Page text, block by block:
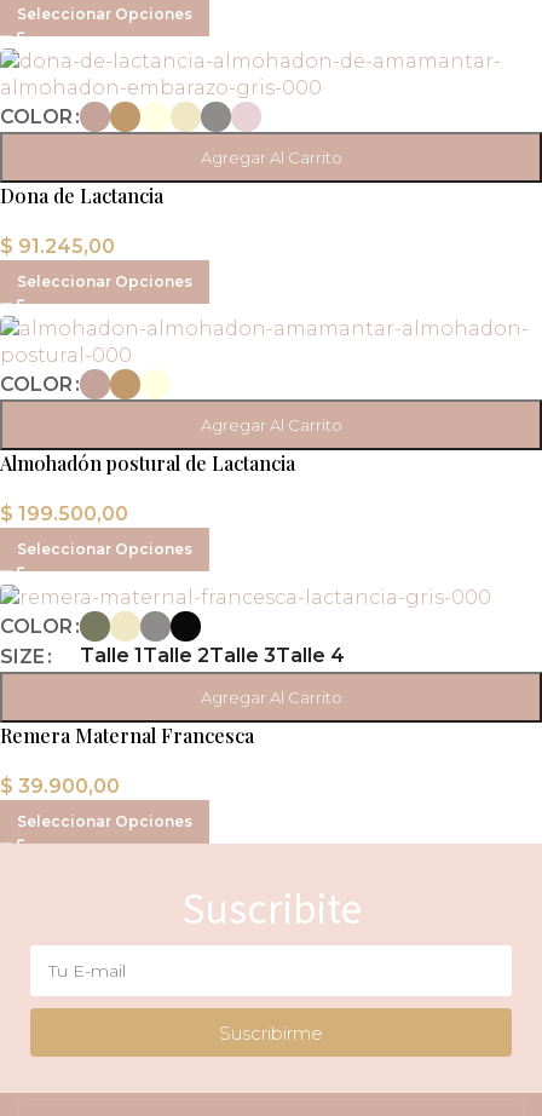
Seleccionar Opciones
COLOR
Agregar Al Carrito
Dona de Lactancia
$ 91.245,00
Seleccionar Opciones
COLOR
Agregar Al Carrito
Almohadón postural de Lactancia
$ 199.500,00
Seleccionar Opciones
COLOR
SIZE
Talle 1 Talle 2Talle 3Talle 4
Agregar Al Carrito
Remera Maternal Francesca
$ 39.900,00
Seleccionar Opciones
Suscribite
Suscribirme